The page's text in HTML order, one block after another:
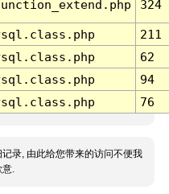
324
211
62
94
76
录, 由此给您带来的访问不便我
意.